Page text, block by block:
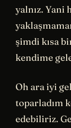
yalnız. Yani
şimdi kısa
kendime
Oh ara iyi
toparladım
edebiliriz.